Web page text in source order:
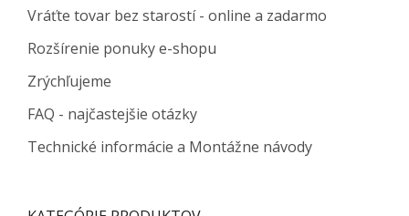
Vráťte tovar bez starostí - online a zadarmo
Rozšírenie ponuky e-shopu
Zrýchľujeme
FAQ - najčastejšie otázky
Technické informácie a Montážne návody